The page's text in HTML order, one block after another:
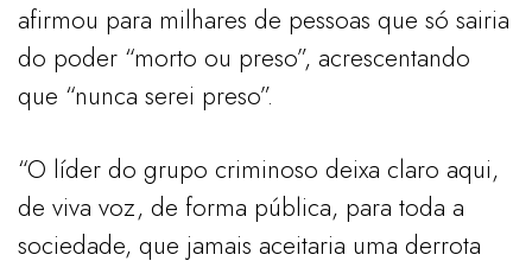
afirmou para milhares de pessoas que só sairia
do poder “morto ou preso”, acrescentando
que “nunca serei preso”.
“O líder do grupo criminoso deixa claro aqui,
de viva voz, de forma pública, para toda a
sociedade, que jamais aceitaria uma derrota